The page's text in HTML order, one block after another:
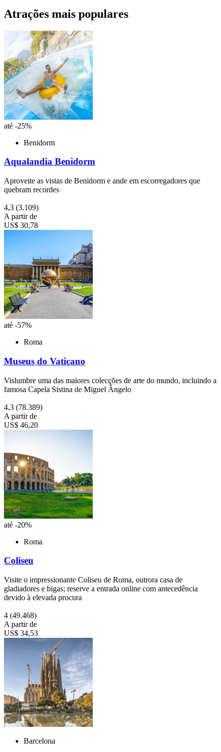
Atrações mais populares
até -25%
Benidorm
Aqualandia Benidorm
Aproveite as vistas de Benidorm e ande em escorregadores que
quebram recordes
4,3 (3.109)
A partir de
US$ 30,78
até -57%
Roma
Museus do Vaticano
Vislumbre uma das maiores colecções de arte do mundo, incluindo a
famosa Capela Sistina de Miguel Ângelo
4,3 (78.389)
A partir de
US$ 46,20
até -20%
Roma
Coliseu
Visite o impressionante Coliseu de Roma, outrora casa de
gladiadores e bigas; reserve a entrada online com antecedência
devido à elevada procura
4 (49.468)
A partir de
US$ 34,53
Barcelona